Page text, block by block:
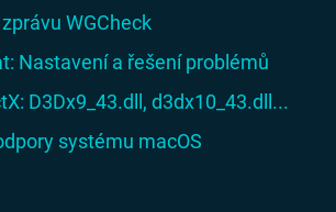
WGCheck
Nastavení a řešení problémů
D3Dx9_43.dll, d3dx10_43.dll...
systému macOS